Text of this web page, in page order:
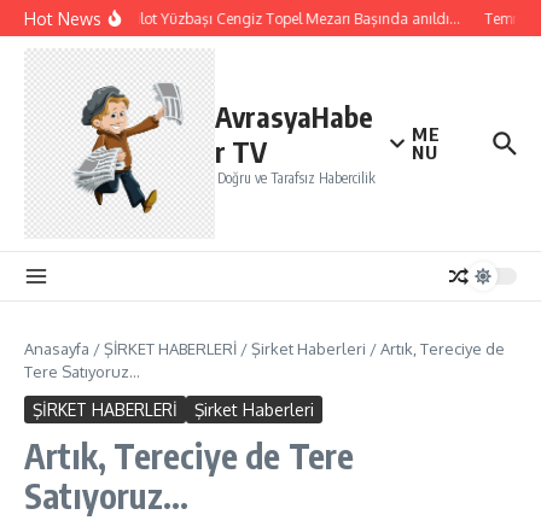
İçeriğe atla
Hot NewsŞehit Pilot Yüzbaşı Cengiz Topel Mezarı Başında anıldı…
AvrasyaHabe
r TV
Doğru ve Tarafsız Habercilik
ME
NU
Anasayfa /ŞİRKET HABERLERİ /Şirket Haberleri /Artık, Tereciye de
Tere Satıyoruz…
ŞİRKET HABERLERİ Şirket Haberleri
Artık, Tereciye de Tere
Satıyoruz…